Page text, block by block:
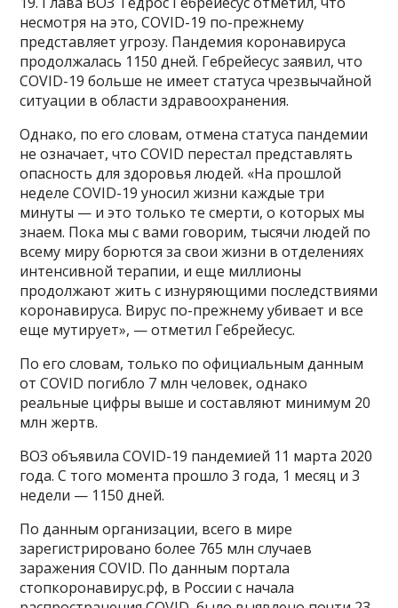
несмотря на это, COVID-19 по-прежнему
представляет угрозу. Пандемия коронавируса
продолжалась 1150 дней. Гебрейесус заявил, что
COVID-19 больше не имеет статуса чрезвычайной
ситуации в области здравоохранения.
Однако, по его словам, отмена статуса пандемии
не означает, что COVID перестал представлять
опасность для здоровья людей. «На прошлой
неделе COVID-19 уносил жизни каждые три
минуты — и это только те смерти, о которых мы
знаем. Пока мы с вами говорим, тысячи людей по
всему миру борются за свои жизни в отделениях
интенсивной терапии, и еще миллионы
продолжают жить с изнуряющими последствиями
коронавируса. Вирус по-прежнему убивает и все
еще мутирует», — отметил Гебрейесус.
По его словам, только по официальным данным
от COVID погибло 7 млн человек, однако
реальные цифры выше и составляют минимум 20
млн жертв.
ВОЗ объявила COVID-19 пандемией 11 марта 2020
года. С того момента прошло 3 года, 1 месяц и 3
недели — 1150 дней.
По данным организации, всего в мире
зарегистрировано более 765 млн случаев
заражения COVID. По данным портала
стопкоронавирус.рф, в России с начала